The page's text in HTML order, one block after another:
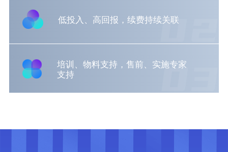
低投入、高回报，续费持续关联
培训、物料支持，售前、实施专家
支持